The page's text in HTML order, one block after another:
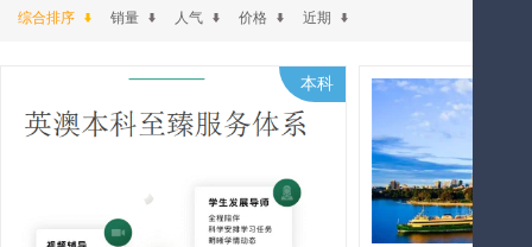
综合排序 销量 人气 价格 近期
本科